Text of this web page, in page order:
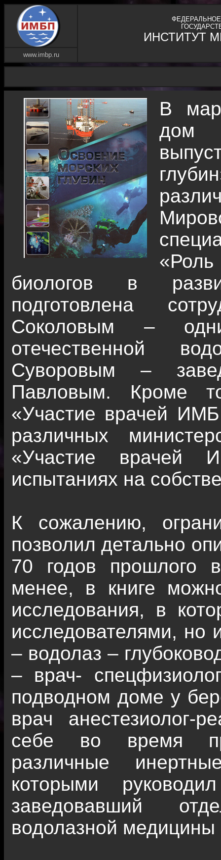
ИНСТИТУТ
www.imbp.ru
В
дом
биологов в
подготовлена
Соколовым –
отечественной
Суворовым –
Павловым. Кроме
«Участие врачей
различных
«Участие врачей
испытаниях на
К сожалению,
позволил детально
70 годов прошлого
менее, в книге
исследования, в
исследователями, но
– водолаз –
– врач-
подводном доме у
врач анестезиолог-
себе во время
различные
которыми
заведовавший
водолазной